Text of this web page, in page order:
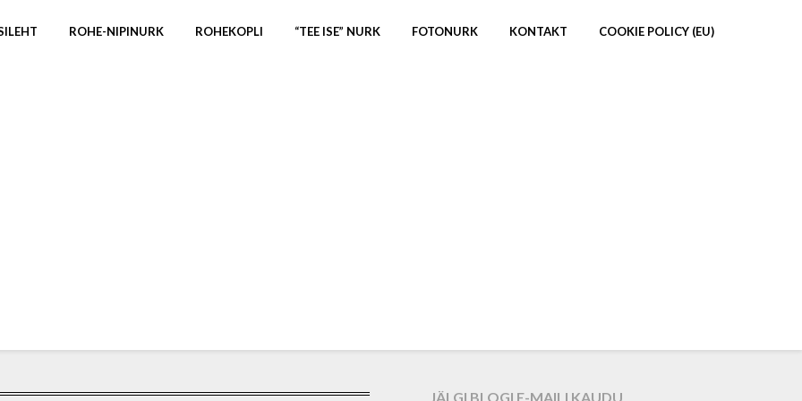
ROHE-NIPINURK ROHEKOPLI “TEE ISE” NURK FOTONURK KONTAKT COOKIE POLICY (EU)
JÄLGI BLOGI E-MAILI KAUDU